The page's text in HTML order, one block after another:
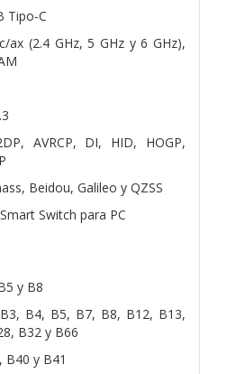
Tipo-C
ax (2.4 GHz, 5 GHz y 6 GHz),
AVRCP, DI, HID, HOGP,
Beidou, Galileo y QZSS
Switch para PC
y B8
B4, B5, B7, B8, B12, B13,
B32 y B66
B40 y B41